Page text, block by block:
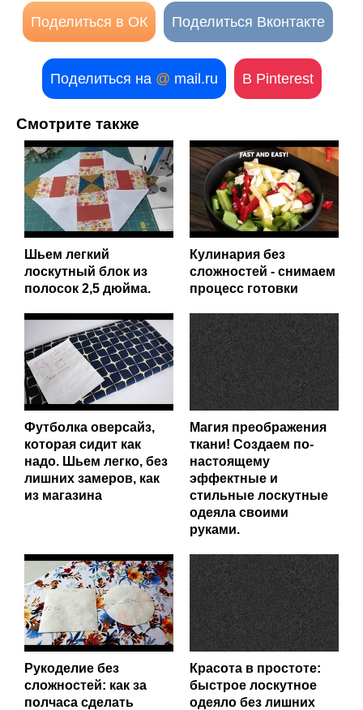
Поделиться в ОК Поделиться Вконтакте
Поделиться на @ mail.ru В Pinterest
Смотрите также
Шьем легкий
лоскутный блок из
полосок 2,5 дюйма.
Кулинария без
сложностей - снимаем
процесс готовки
Футболка оверсайз,
которая сидит как
надо. Шьем легко, без
лишних замеров, как
из магазина
Магия преображения
ткани! Создаем по-
настоящему
эффектные и
стильные лоскутные
одеяла своими
руками.
Рукоделие без
сложностей: как за
полчаса сделать
Красота в простоте:
быстрое лоскутное
одеяло без лишних